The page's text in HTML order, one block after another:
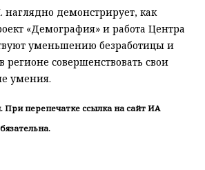
наглядно демонстрирует, как
«Демография» и работа Центра
уменьшению безработицы и
совершенствовать свои
умения.
перепечатке ссылка на сайт ИА